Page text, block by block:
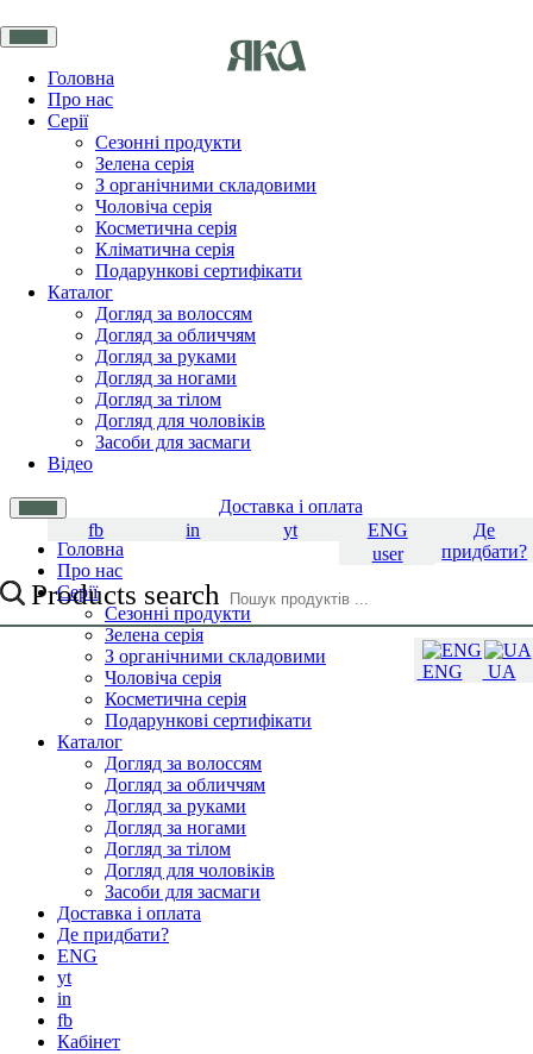
Головна
Про нас
Серії
Сезонні продукти
Зелена серія
З органічними складовими
Чоловіча серія
Косметична серія
Кліматична серія
Подарункові сертифікати
Каталог
Догляд за волоссям
Догляд за обличчям
Догляд за руками
Догляд за ногами
Догляд за тілом
Догляд для чоловіків
Засоби для засмаги
Відео
Доставка і оплата
Де
придбати?
ENG
UA
ENG
yt
in
fb
user
Products search
Головна
Про нас
Серії
Сезонні продукти
Зелена серія
З органічними складовими
Чоловіча серія
Косметична серія
Подарункові сертифікати
Каталог
Догляд за волоссям
Догляд за обличчям
Догляд за руками
Догляд за ногами
Догляд за тілом
Догляд для чоловіків
Засоби для засмаги
Доставка і оплата
Де придбати?
ENG
yt
in
fb
Кабінет